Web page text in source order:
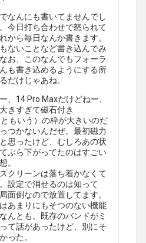
なんにも書いてませんでし
今日打ち合わせで怒られて
から毎日なんか書きます。
ないことなど書き込んでみ
お、このなんでもフォーラ
も書き込めるようにする所
だけじゃあね。
、14 Pro Maxだけどねー、
きすぎて磁石付き
もいう）の枠が大きいのだ
つかないんだぜ。最初磁力
思ったけど、むしろあの状
ぶら下がってたのはすごい
。
クリーンは落ち着かなくて
設定で消せるのは知って
面倒なので放置してます。
あまりにもそつのない機能
んとも。既存のバンドがミ
て話があったけど、別にそ
った。